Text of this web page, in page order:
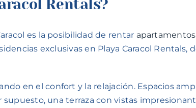
Rentals?
es la posibilidad de rentar
exclusivas en Playa Caracol
en el confort y la relajación. Espacios
supuesto, una terraza con vistas